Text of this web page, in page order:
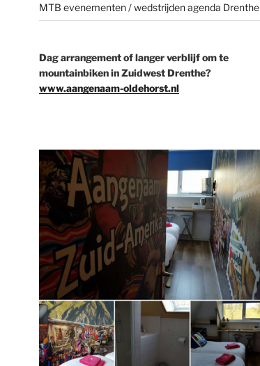
MTB evenementen / wedstrijden agenda Drenthe
Dag arrangement of langer verblijf om te
mountainbiken in Zuidwest Drenthe?
www.aangenaam-oldehorst.nl